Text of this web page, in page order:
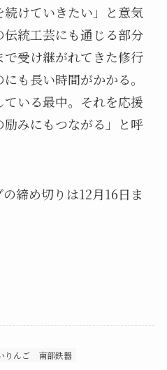
けていきたい」と意気
統工芸にも通じる部分
受け継がれてきた修行
も長い時間がかかる。
いる最中。それを応援
みにもつながる」と呼
締め切りは12月16日ま
りんご 南部鉄器